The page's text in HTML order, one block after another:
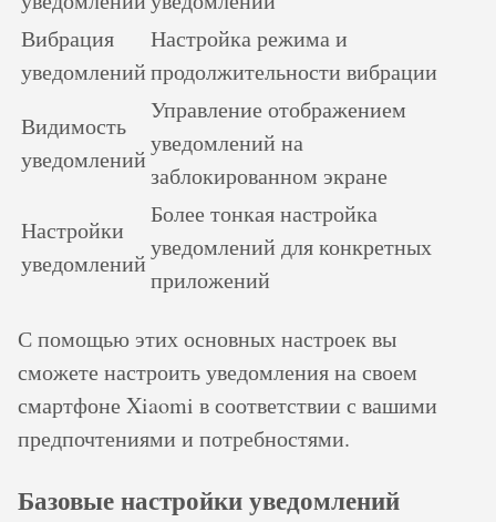
Вибрация
уведомлений
Настройка режима и
продолжительности вибрации
Видимость
уведомлений
Управление отображением
уведомлений на
заблокированном экране
Настройки
уведомлений
Более тонкая настройка
уведомлений для конкретных
приложений
С помощью этих основных настроек вы
сможете настроить уведомления на своем
смартфоне Xiaomi в соответствии с вашими
предпочтениями и потребностями.
Базовые настройки уведомлений